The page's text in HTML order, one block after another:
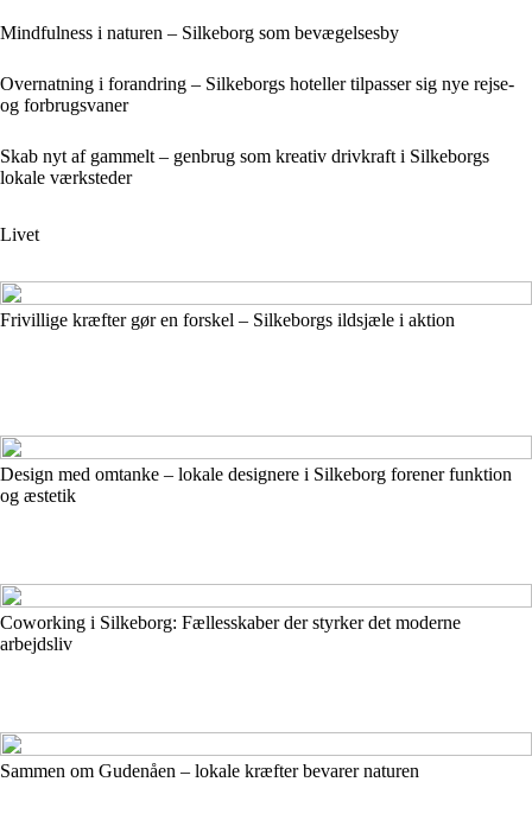
Mindfulness i naturen – Silkeborg som bevægelsesby
Overnatning i forandring – Silkeborgs hoteller tilpasser sig nye rejse-
og forbrugsvaner
Skab nyt af gammelt – genbrug som kreativ drivkraft i Silkeborgs
lokale værksteder
Livet
Frivillige kræfter gør en forskel – Silkeborgs ildsjæle i aktion
Design med omtanke – lokale designere i Silkeborg forener funktion
og æstetik
Coworking i Silkeborg: Fællesskaber der styrker det moderne
arbejdsliv
Sammen om Gudenåen – lokale kræfter bevarer naturen